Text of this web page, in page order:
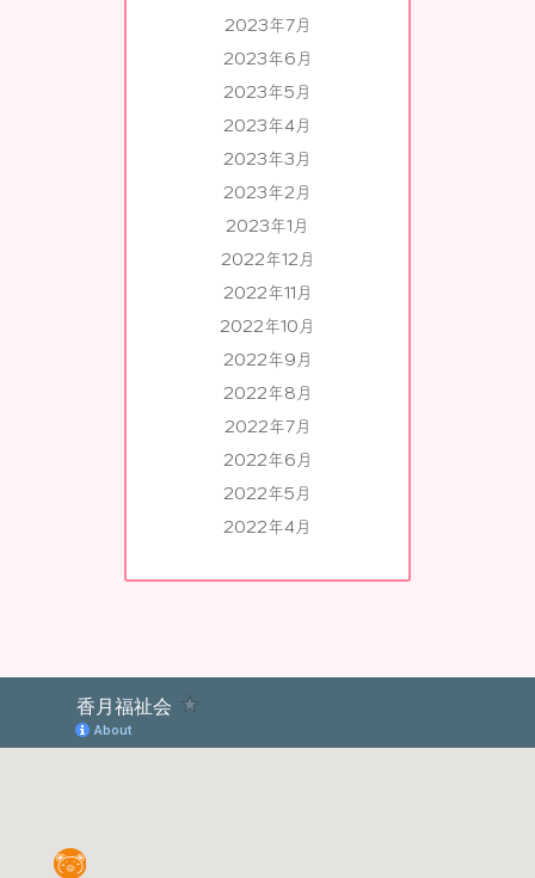
2023年7月
2023年6月
2023年5月
2023年4月
2023年3月
2023年2月
2023年1月
2022年12月
2022年11月
2022年10月
2022年9月
2022年8月
2022年7月
2022年6月
2022年5月
2022年4月